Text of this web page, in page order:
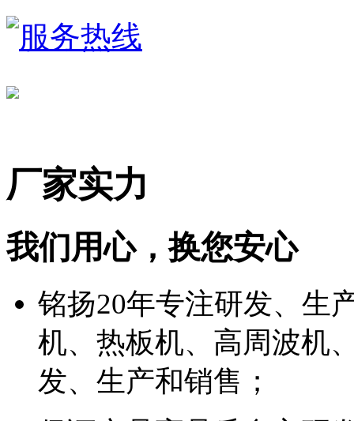
厂家实力
我们用心，换您安心
铭扬20年专注研发、生
机、热板机、高周波机
发、生产和销售；